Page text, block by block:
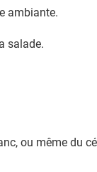
ambiante.
salade.
ou même du